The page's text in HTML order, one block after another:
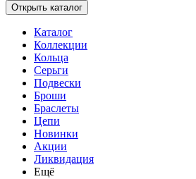
Открыть каталог
Каталог
Коллекции
Кольца
Серьги
Подвески
Броши
Браслеты
Цепи
Новинки
Акции
Ликвидация
Ещё